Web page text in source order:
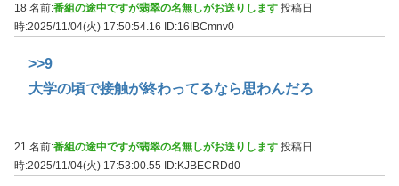
18 名前:番組の途中ですが翡翠の名無しがお送りします 投稿日
時:2025/11/04(火) 17:50:54.16 ID:16IBCmnv0
>>9
大学の頃で接触が終わってるなら思わんだろ
21 名前:番組の途中ですが翡翠の名無しがお送りします 投稿日
時:2025/11/04(火) 17:53:00.55
ID:KJBECRDd0